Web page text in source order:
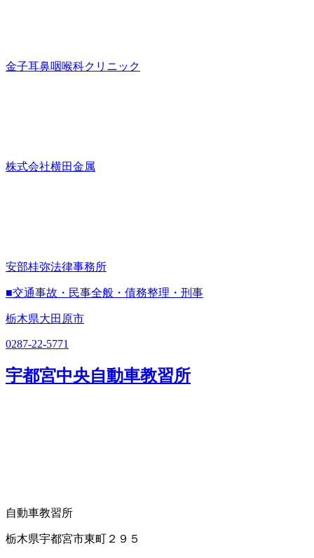
金子耳鼻咽喉科クリニック
株式会社横田金属
安部桂弥法律事務所
■交通事故・民事全般・債務整理・刑事
栃木県大田原市
0287-22-5771
宇都宮中央自動車教習所
自動車教習所
栃木県宇都宮市東町２９５